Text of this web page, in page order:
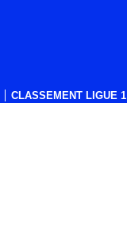
CLASSEMENT LIGUE 1